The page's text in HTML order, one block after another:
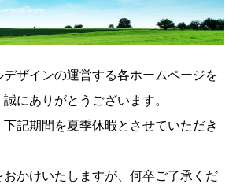
ザインの運営する各ホームページを
にありがとうございます。
記期間を夏季休暇とさせていただき
かけいたしますが、何卒ご了承くだ